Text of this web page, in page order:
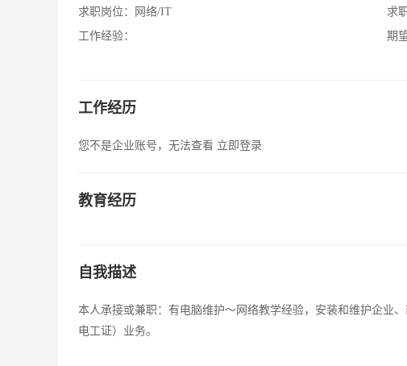
求职岗位：
网络/IT
工作经验：
求
期
工作经历
您不是企业账号，无法查看 立即登录
教育经历
自我描述
本人承接或兼职：有电脑维护～网络教学经验，安装和维护企业
电工证）业务。